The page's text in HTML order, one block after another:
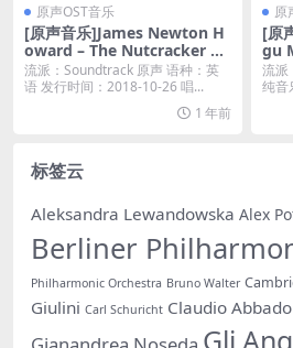
原声OST音乐
[原声音乐]James Newton H
oward – The Nutcracker an
d the Four Realms (Origina
l Motion Picture Soundtrac
流派：Soundtrack 原声 语种：英
语 发行时间：2018-10-26 唱...
1 年前
原
[原
gu
玛
ie
流派
纯音
标签云
Aleksandra Lewandowska Alex
Berliner
Philharmonic Orchestra Bruno Walter
Giulini Carl Schuricht Claudio Abbado
Gli